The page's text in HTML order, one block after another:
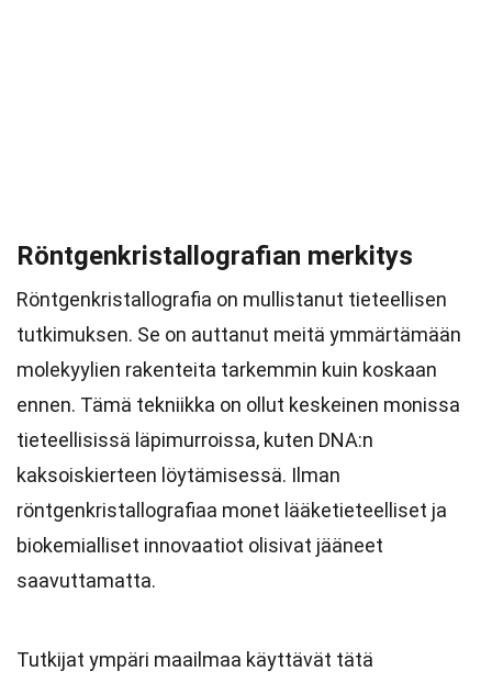
Röntgenkristallografian merkitys
Röntgenkristallografia on mullistanut tieteellisen
tutkimuksen. Se on auttanut meitä ymmärtämään
molekyylien rakenteita tarkemmin kuin koskaan
ennen. Tämä tekniikka on ollut keskeinen monissa
tieteellisissä läpimurroissa, kuten DNA:n
kaksoiskierteen löytämisessä. Ilman
röntgenkristallografiaa monet lääketieteelliset ja
biokemialliset innovaatiot olisivat jääneet
saavuttamatta.
Tutkijat ympäri maailmaa käyttävät tätä